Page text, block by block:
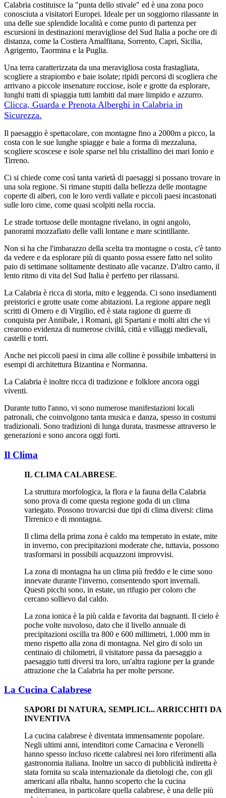
Calabria costituisce la "punta dello stivale" ed è una zona poco
conosciuta a visitatori Europei. Ideale per un soggiorno rilassante in
una delle sue splendide località e come punto di partenza per
escursioni in destinazioni meravigliose del Sud Italia a poche ore di
distanza, come la Costiera Amalfitana, Sorrento, Capri, Sicilia,
Agrigento, Taormina e la Puglia.
Una terra caratterizzata da una meravigliosa costa frastagliata,
scogliere a strapiombo e baie isolate; ripidi percorsi di scogliera che
arrivano a piccole insenature rocciose, isole e grotte da esplorare,
lunghi tratti di spiaggia tutti lambiti dal mare limpido e azzurro.
Clicca, Guarda e Prenota Alberghi in Calabria in
Sicurezza.
Il paesaggio è spettacolare, con montagne fino a 2000m a picco, la
costa con le sue lunghe spiagge e baie a forma di mezzaluna,
scogliere scoscese e isole sparse nel blu cristallino dei mari Ionio e
Tirreno.
Ci si chiede come così tanta varietà di paesaggi si possano trovare in
una sola regione. Si rimane stupiti dalla bellezza delle montagne
coperte di alberi, con le loro verdi vallate e piccoli paesi incastonati
sulle loro cime, come quasi scolpiti nella roccia.
Le strade tortuose delle montagne rivelano, in ogni angolo,
panorami mozzafiato delle valli lontane e mare scintillante.
Non si ha che l'imbarazzo della scelta tra montagne o costa, c'è tanto
da vedere e da esplorare più di quanto possa essere fatto nel solito
paio di settimane solitamente destinato alle vacanze. D'altro canto, il
lento ritmo di vita del Sud Italia è perfetto per rilassarsi.
La Calabria è ricca di storia, mito e leggenda. Ci sono insediamenti
preistorici e grotte usate come abitazioni. La regione appare negli
scritti di Omero e di Virgilio, ed è stata ragione di guerre di
conquista per Annibale, i Romani, gli Spartani e molti altri che vi
crearono evidenza di numerose civiltà, città e villaggi medievali,
castelli e torri.
Anche nei piccoli paesi in cima alle colline è possibile imbattersi in
esempi di architettura Bizantina e Normanna.
La Calabria è inoltre ricca di tradizione e folklore ancora oggi
viventi.
Durante tutto l'anno, vi sono numerose manifestazioni locali
patronali, che coinvolgono tanta musica e danza, spesso in costumi
tradizionali. Sono tradizioni di lunga durata, trasmesse attraverso le
generazioni e sono ancora oggi forti.
Il Clima
IL CLIMA CALABRESE.
La struttura morfologica, la flora e la fauna della Calabria
sono prova di come questa regione goda di un clima
variegato. Possono trovarcisi due tipi di clima diversi: clima
Tirrenico e di montagna.
Il clima della prima zona è caldo ma temperato in estate, mite
in inverno, con precipitazioni moderate che, tuttavia, possono
trasformarsi in possibili acquazzoni improvvisi.
La zona di montagna ha un clima più freddo e le cime sono
innevate durante l'inverno, consentendo sport invernali.
Questi picchi sono, in estate, un rifugio per coloro che
cercano sollievo dal caldo.
La zona ionica è la più calda e favorita dai bagnanti. Il cielo è
poche volte nuvoloso, dato che il livello annuale di
precipitazioni oscilla tra 800 e 600 millimetri, 1.000 mm in
meno rispetto alla zona di montagna. Nel giro di solo un
centinaio di chilometri, il visitatore passa da paesaggio a
paesaggio tutti diversi tra loro, un'altra ragione per la grande
attrazione che la Calabria ha per molte persone.
La Cucina Calabrese
SAPORI DI NATURA, SEMPLICI... ARRICCHITI DA
INVENTIVA
La cucina calabrese è diventata immensamente popolare.
Negli ultimi anni, intenditori come Carnacina e Veronelli
hanno spesso incluso ricette calabresi nei loro riferimenti alla
gastronomia italiana. Inoltre un sacco di pubblicità indiretta è
stata fornita su scala internazionale da dietologi che, con gli
americani alla ribalta, hanno scoperto che la cucina
mediterranea, in particolare quella calabrese, è una delle più